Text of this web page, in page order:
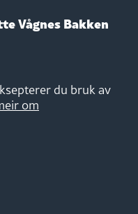
Vågnes Bakken
du bruk av
om